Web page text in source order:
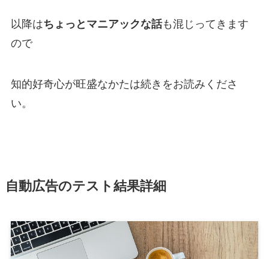
以降はちょっとマニアックな話も混じってきます
ので
知的好奇心が旺盛なかたは続きをお読みくださ
い。
自動広告のテスト結果詳細